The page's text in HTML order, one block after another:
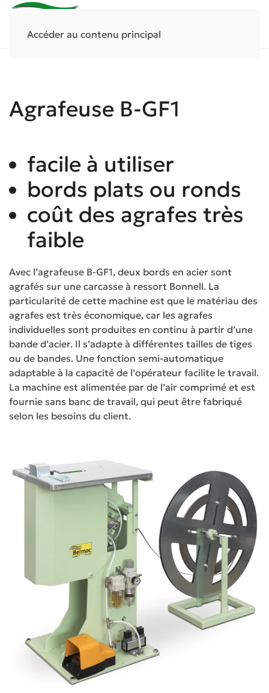
Accéder au contenu principal
Agrafeuse B-GF1
facile à utiliser
bords plats ou ronds
coût des agrafes très
faible
Avec l’agrafeuse B-GF1, deux bords en acier sont
agrafés sur une carcasse à ressort Bonnell. La
particularité de cette machine est que le matériau des
agrafes est très économique, car les agrafes
individuelles sont produites en continu à partir d’une
bande d’acier. Il s’adapte à différentes tailles de tiges
ou de bandes. Une fonction semi-automatique
adaptable à la capacité de l’opérateur facilite le travail.
La machine est alimentée par de l’air comprimé et est
fournie sans banc de travail, qui peut être fabriqué
selon les besoins du client.